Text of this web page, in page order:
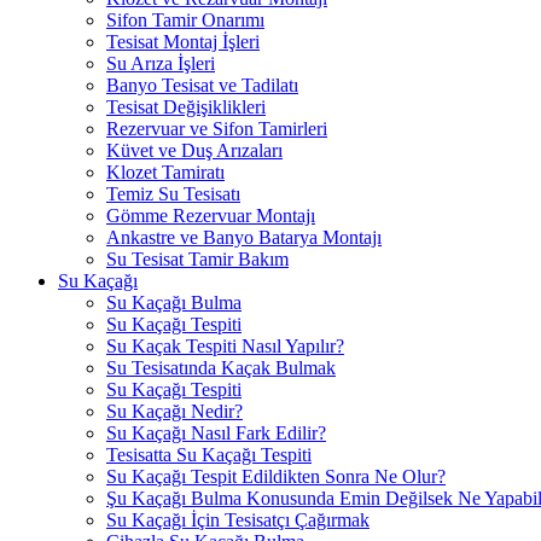
Sifon Tamir Onarımı
Tesisat Montaj İşleri
Su Arıza İşleri
Banyo Tesisat ve Tadilatı
Tesisat Değişiklikleri
Rezervuar ve Sifon Tamirleri
Küvet ve Duş Arızaları
Klozet Tamiratı
Temiz Su Tesisatı
Gömme Rezervuar Montajı
Ankastre ve Banyo Batarya Montajı
Su Tesisat Tamir Bakım
Su Kaçağı
Su Kaçağı Bulma
Su Kaçağı Tespiti
Su Kaçak Tespiti Nasıl Yapılır?
Su Tesisatında Kaçak Bulmak
Su Kaçağı Tespiti
Su Kaçağı Nedir?
Su Kaçağı Nasıl Fark Edilir?
Tesisatta Su Kaçağı Tespiti
Su Kaçağı Tespit Edildikten Sonra Ne Olur?
Şu Kaçağı Bulma Konusunda Emin Değilsek Ne
Su Kaçağı İçin Tesisatçı Çağırmak